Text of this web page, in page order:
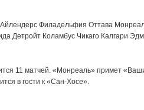
Филадельфия Оттава
Детройт Коламбус Чикаго Калгари
11 матчей. «Монреаль» примет
в гости к «Сан-Хосе».